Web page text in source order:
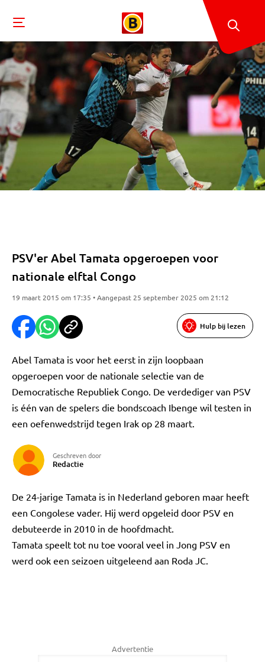
PSV'er Abel Tamata opgeroepen voor
nationale elftal Congo
19 maart 2015 om 17:35 • Aangepast 25 september 2025 om 21:12
Hulp bij lezen
Abel Tamata is voor het eerst in zijn loopbaan
opgeroepen voor de nationale selectie van de
Democratische Republiek Congo. De verdediger van PSV
is één van de spelers die bondscoach Ibenge wil testen in
een oefenwedstrijd tegen Irak op 28 maart.
Geschreven door
Redactie
De 24-jarige Tamata is in Nederland geboren maar heeft
een Congolese vader. Hij werd opgeleid door PSV en
debuteerde in 2010 in de hoofdmacht.
Tamata speelt tot nu toe vooral veel in Jong PSV en
werd ook een seizoen uitgeleend aan Roda JC.
Advertentie